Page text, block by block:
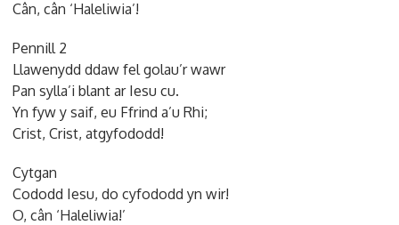
Cân, cân ‘Haleliwia’!
Pennill 2
Llawenydd ddaw fel golau’r wawr
Pan sylla’i blant ar Iesu cu.
Yn fyw y saif, eu Ffrind a’u Rhi;
Crist, Crist, atgyfododd!
Cytgan
Cododd Iesu, do cyfododd yn wir!
O, cân ‘Haleliwia!’